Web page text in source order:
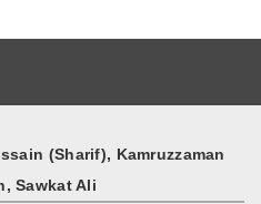
(Sharif), Kamruzzaman
Sawkat Ali